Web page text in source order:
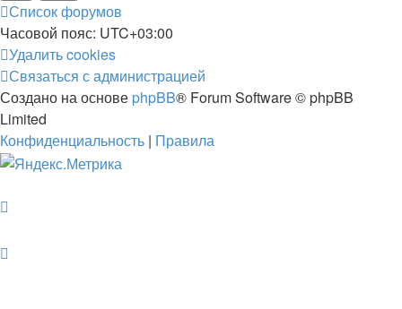
Список форумов
Часовой пояс: UTC+03:00
Удалить cookies
Связаться с администрацией
Создано на основе phpBB® Forum Software © phpBB
Limited
Конфиденциальность | Правила